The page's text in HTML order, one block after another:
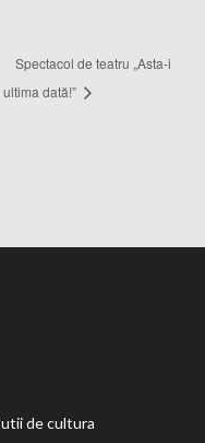
Spectacol de teatru „Asta-i
ultima dată!”
de cultura